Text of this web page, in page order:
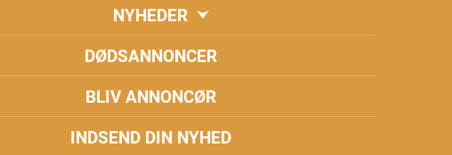
NYHEDER
DØDSANNONCER
BLIV ANNONCØR
INDSEND DIN NYHED